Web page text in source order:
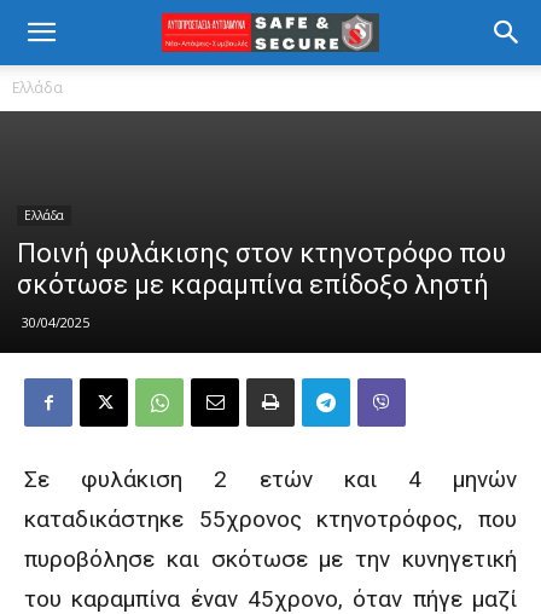
Ελλάδα
Ελλάδα
Ποινή φυλάκισης στον κτηνοτρόφο που
σκότωσε με καραμπίνα επίδοξο ληστή
30/04/2025
Σε φυλάκιση 2 ετών και 4 μηνών
καταδικάστηκε 55χρονος κτηνοτρόφος, που
πυροβόλησε και σκότωσε με την κυνηγετική
του καραμπίνα έναν 45χρονο, όταν πήγε μαζί